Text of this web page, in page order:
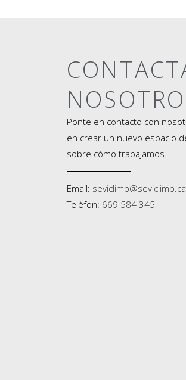
Ponte en contacto con
en crear un nuevo espacio
sobre cómo trabajamos.
Email:
Telèfon: 669 584 345